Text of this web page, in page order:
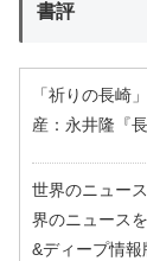
書評
「祈りの長崎
産：永井隆『長
世界のニュー
界のニュース
&ディープ情報